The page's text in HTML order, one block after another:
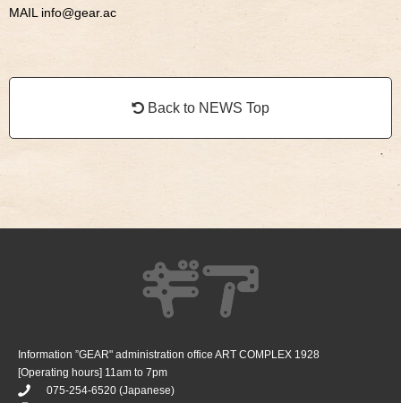
MAIL info@gear.ac​
Back to NEWS Top
Information ”GEAR" administration office ART COMPLEX 1928
[Operating hours] 11am to 7pm
075-254-6520 (Japanese)